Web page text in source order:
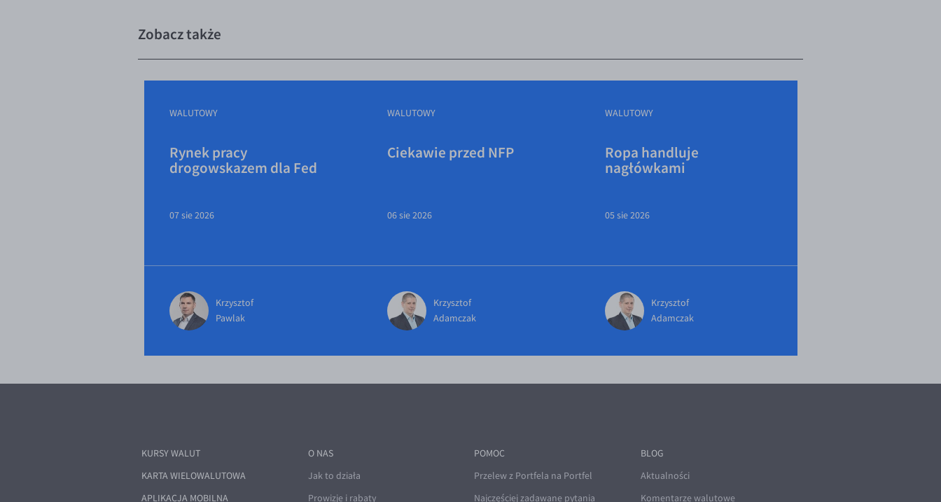
Zobacz także
WALUTOWY
Rynek pracy
drogowskazem dla Fed
07 sie 2026
Krzysztof
Pawlak
WALUTOWY
Ciekawie przed NFP
06 sie 2026
Krzysztof
Adamczak
WALUTOWY
Ropa handluje
nagłówkami
05 sie 2026
Krzysztof
Adamczak
KURSY WALUT
KARTA WIELOWALUTOWA
APLIKACJA MOBILNA
O NAS
Jak to działa
Prowizje i rabaty
POMOC
Przelew z Portfela na Portfel
Najczęściej zadawane pytania
BLOG
Aktualności
Komentarze walutowe